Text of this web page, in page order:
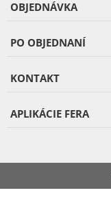
OBJEDNÁVKA
PO OBJEDNANÍ
KONTAKT
APLIKÁCIE FERA